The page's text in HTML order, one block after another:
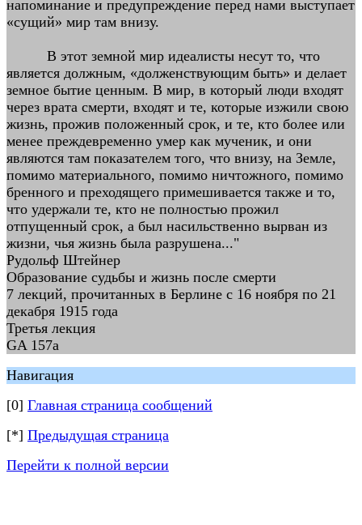
напоминание и предупреждение перед нами выступает
«сущий» мир там внизу.
В этот земной мир идеалисты несут то, что
является должным, «долженствующим быть» и делает
земное бытие ценным. В мир, в который люди входят
через врата смерти, входят и те, которые изжили свою
жизнь, прожив положенный срок, и те, кто более или
менее преждевременно умер как мученик, и они
являются там показателем того, что внизу, на Земле,
помимо материального, помимо ничтожного, помимо
бренного и преходящего примешивается также и то,
что удержали те, кто не полностью прожил
отпущенный срок, а был насильственно вырван из
жизни, чья жизнь была разрушена..."
Рудольф Штейнер
Образование судьбы и жизнь после смерти
7 лекций, прочитанных в Берлине с 16 ноября по 21
декабря 1915 года
Третья лекция
GA 157a
Навигация
[0] Главная страница сообщений
[*] Предыдущая страница
Перейти к полной версии